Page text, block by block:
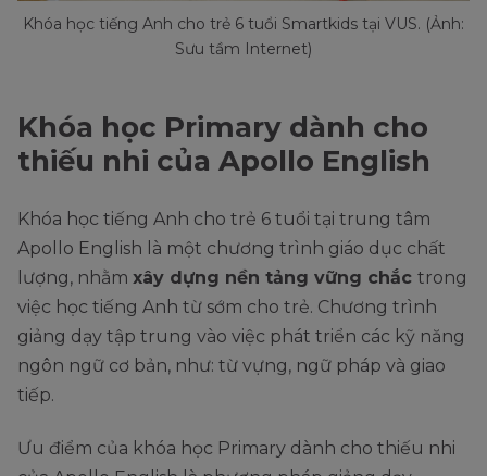
Khóa học tiếng Anh cho trẻ 6 tuổi Smartkids tại VUS. (Ảnh:
Sưu tầm Internet)
Khóa học Primary dành cho
thiếu nhi của Apollo English
Khóa học tiếng Anh cho trẻ 6 tuổi tại trung tâm
Apollo English là một chương trình giáo dục chất
lượng, nhằm xây dựng nền tảng vững chắc trong
việc học tiếng Anh từ sớm cho trẻ. Chương trình
giảng dạy tập trung vào việc phát triển các kỹ năng
ngôn ngữ cơ bản, như: từ vựng, ngữ pháp và giao
tiếp.
Ưu điểm của khóa học Primary dành cho thiếu nhi